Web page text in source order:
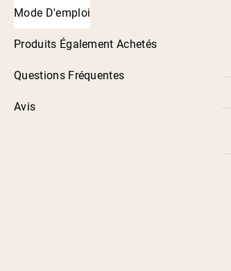
Mode D'emploi
Produits Également Achetés
Questions Fréquentes
Avis